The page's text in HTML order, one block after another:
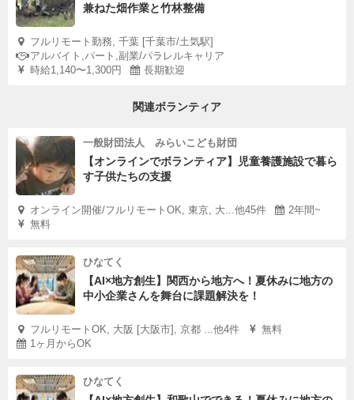
兼ねた畑作業と竹林整備
フルリモート勤務, 千葉 [千葉市/土気駅]
アルバイト,パート,副業/パラレルキャリア
時給1,140〜1,300円
長期歓迎
関連ボランティア
一般財団法人 みらいこども財団
【オンラインでボランティア】児童養護施設で暮ら
す子供たちの支援
オンライン開催/フルリモートOK, 東京, 大...他45件
2年間~
無料
ひなてく
【AI×地方創生】関西から地方へ！夏休みに地方の
中小企業さんを舞台に課題解決を！
フルリモートOK, 大阪 [大阪市], 京都 ...他4件
無料
1ヶ月からOK
ひなてく